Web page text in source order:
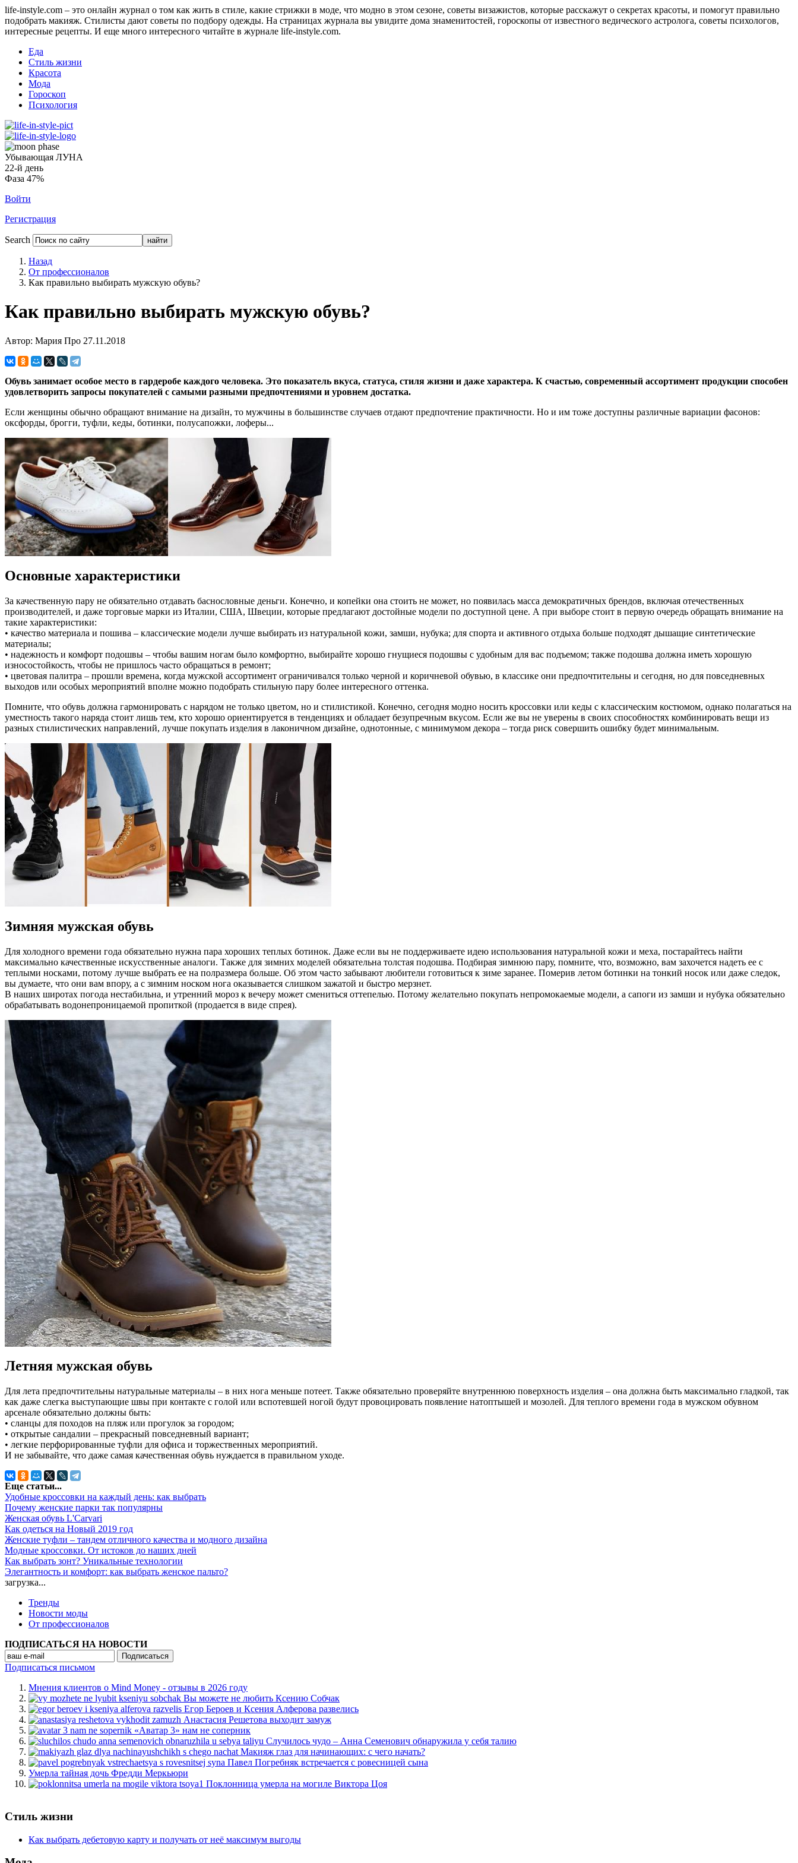
life-instyle.com – это онлайн журнал о том как жить в стиле, какие стрижки в моде, что модно в этом сезоне, советы визажистов, которые расскажут о секретах красоты, и помогут правильно
подобрать макияж. Стилисты дают советы по подбору одежды. На страницах журнала вы увидите дома знаменитостей, гороскопы от известного ведического астролога, советы психологов,
интересные рецепты. И еще много интересного читайте в журнале life-instyle.com.
Еда
Стиль жизни
Красота
Мода
Гороскоп
Психология
Убывающая ЛУНА
22-й день
Фаза 47%
Войти
Регистрация
Search
Назад
От профессионалов
Как правильно выбирать мужскую обувь?
Как правильно выбирать мужскую обувь?
Автор: Мария Про 27.11.2018
Обувь занимает особое место в гардеробе каждого человека. Это показатель вкуса, статуса, стиля жизни и даже характера. К счастью, современный ассортимент продукции способен
удовлетворить запросы покупателей с самыми разными предпочтениями и уровнем достатка.
Если женщины обычно обращают внимание на дизайн, то мужчины в большинстве случаев отдают предпочтение практичности. Но и им тоже доступны различные вариации фасонов:
оксфорды, брогги, туфли, кеды, ботинки, полусапожки, лоферы...
Основные характеристики
За качественную пару не обязательно отдавать баснословные деньги. Конечно, и копейки она стоить не может, но появилась масса демократичных брендов, включая отечественных
производителей, и даже торговые марки из Италии, США, Швеции, которые предлагают достойные модели по доступной цене. А при выборе стоит в первую очередь обращать внимание на
такие характеристики:
• качество материала и пошива – классические модели лучше выбирать из натуральной кожи, замши, нубука; для спорта и активного отдыха больше подходят дышащие синтетические
материалы;
• надежность и комфорт подошвы – чтобы вашим ногам было комфортно, выбирайте хорошо гнущиеся подошвы с удобным для вас подъемом; также подошва должна иметь хорошую
износостойкость, чтобы не пришлось часто обращаться в ремонт;
• цветовая палитра – прошли времена, когда мужской ассортимент ограничивался только черной и коричневой обувью, в классике они предпочтительны и сегодня, но для повседневных
выходов или особых мероприятий вполне можно подобрать стильную пару более интересного оттенка.
Помните, что обувь должна гармонировать с нарядом не только цветом, но и стилистикой. Конечно, сегодня модно носить кроссовки или кеды с классическим костюмом, однако полагаться на
уместность такого наряда стоит лишь тем, кто хорошо ориентируется в тенденциях и обладает безупречным вкусом. Если же вы не уверены в своих способностях комбинировать вещи из
разных стилистических направлений, лучше покупать изделия в лаконичном дизайне, однотонные, с минимумом декора – тогда риск совершить ошибку будет минимальным.
Зимняя мужская обувь
Для холодного времени года обязательно нужна пара хороших теплых ботинок. Даже если вы не поддерживаете идею использования натуральной кожи и меха, постарайтесь найти
максимально качественные искусственные аналоги. Также для зимних моделей обязательна толстая подошва. Подбирая зимнюю пару, помните, что, возможно, вам захочется надеть ее с
теплыми носками, потому лучше выбрать ее на полразмера больше. Об этом часто забывают любители готовиться к зиме заранее. Померив летом ботинки на тонкий носок или даже следок,
вы думаете, что они вам впору, а с зимним носком нога оказывается слишком зажатой и быстро мерзнет.
В наших широтах погода нестабильна, и утренний мороз к вечеру может смениться оттепелью. Потому желательно покупать непромокаемые модели, а сапоги из замши и нубука обязательно
обрабатывать водонепроницаемой пропиткой (продается в виде спрея).
Летняя мужская обувь
Для лета предпочтительны натуральные материалы – в них нога меньше потеет. Также обязательно проверяйте внутреннюю поверхность изделия – она должна быть максимально гладкой, так
как даже слегка выступающие швы при контакте с голой или вспотевшей ногой будут провоцировать появление натоптышей и мозолей. Для теплого времени года в мужском обувном
арсенале обязательно должны быть:
• сланцы для походов на пляж или прогулок за городом;
• открытые сандалии – прекрасный повседневный вариант;
• легкие перфорированные туфли для офиса и торжественных мероприятий.
И не забывайте, что даже самая качественная обувь нуждается в правильном уходе.
Еще статьи...
Удобные кроссовки на каждый день: как выбрать
Почему женские парки так популярны
Женская обувь L'Carvari
Как одеться на Новый 2019 год
Женские туфли – тандем отличного качества и модного дизайна
Модные кроссовки. От истоков до наших дней
Как выбрать зонт? Уникальные технологии
Элегантность и комфорт: как выбрать женское пальто?
загрузка...
Тренды
Новости моды
От профессионалов
ПОДПИСАТЬСЯ НА НОВОСТИ
Подписаться письмом
Мнения клиентов о Mind Money - отзывы в 2026 году
Вы можете не любить Ксению Собчак
Егор Бероев и Ксения Алферова развелись
Анастасия Решетова выходит замуж
«Аватар 3» нам не соперник
Случилось чудо – Анна Семенович обнаружила у себя талию
Макияж глаз для начинающих: с чего начать?
Павел Погребняк встречается с ровесницей сына
Умерла тайная дочь Фредди Меркьюри
Поклонница умерла на могиле Виктора Цоя
Стиль жизни
Как выбрать дебетовую карту и получать от неё максимум выгоды